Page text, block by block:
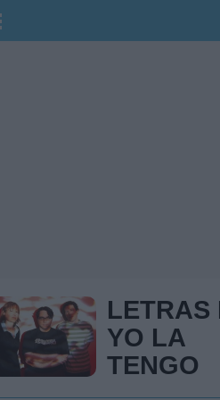
LETRAS
YO LA
TENGO